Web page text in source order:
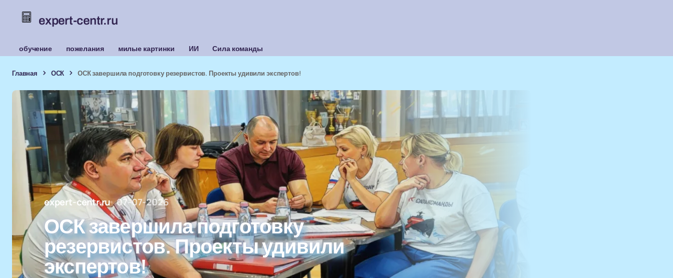
expert-centr.ru
обучение пожелания милые картинки ИИ Сила команды
Главная ОСК ОСК завершила подготовку резервистов. Проекты удивили экспертов!
expert-centr.ru 07-07-2026
ОСК завершила подготовку
резервистов. Проекты удивили
экспертов!